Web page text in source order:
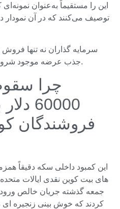
این را مستقیماً به‌عنوان
توصیف می‌کنند که در آن نمودار
سرمایه گذاران نه تنها فروش
جذب عرضه موجود شروع به تخلیه گسترده بازار کردند.
چرا
فروشندگان
این کمبود داخلی سکه دقیقاً
کردند که خوش بینی زنجیره ای